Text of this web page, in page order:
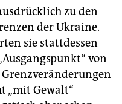
zu den
der Ukraine.
sie stattdessen
von
„mit Gewalt“